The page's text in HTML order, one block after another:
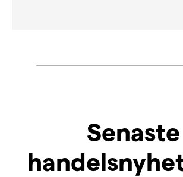
Senaste